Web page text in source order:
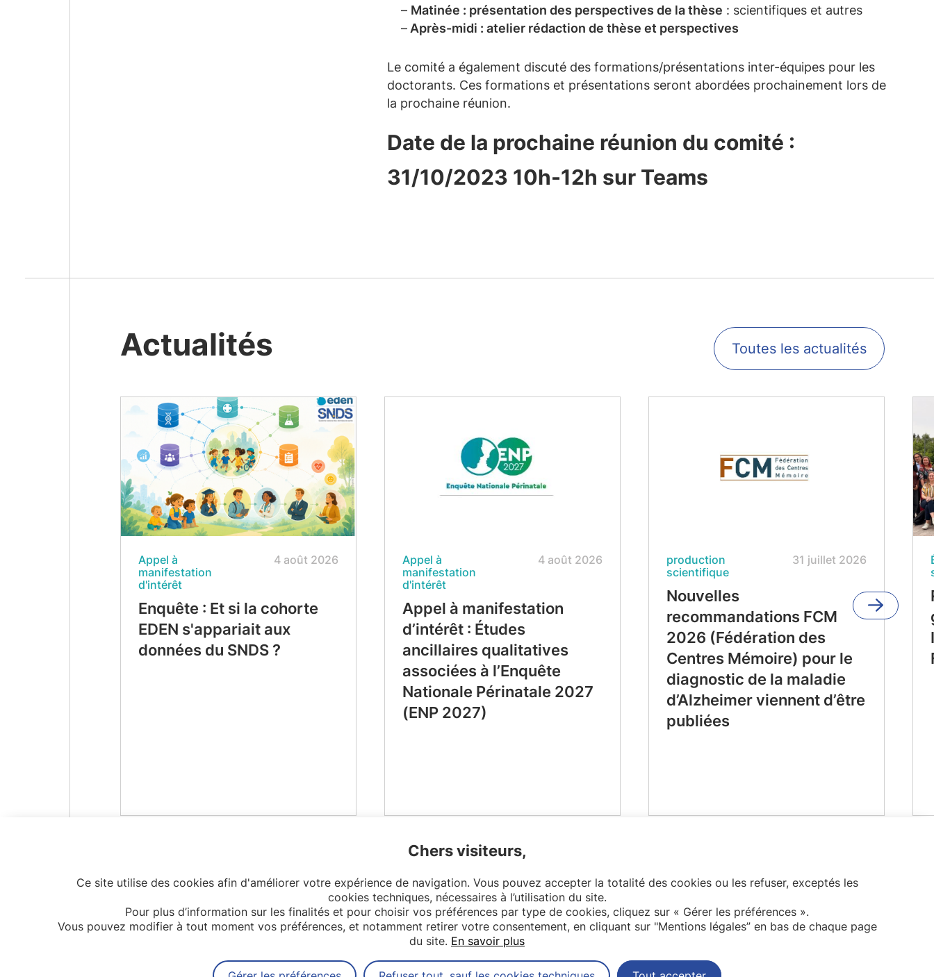
– Matinée : présentation des perspectives de la thèse : scientifiques et autres
– Après-midi : atelier rédaction de thèse et perspectives
Le comité a également discuté des formations/présentations inter-équipes pour les
doctorants. Ces formations et présentations seront abordées prochainement lors de
la prochaine réunion.
Date de la prochaine réunion du comité :
31/10/2023 10h-12h sur Teams
Actualités Toutes les actualités
Appel à
manifestation
d'intérêt
4 août 2026
Enquête : Et si la cohorte
EDEN s'appariait aux
données du SNDS ?
Appel à
manifestation
d'intérêt
4 août 2026
Appel à manifestation
d’intérêt : Études
ancillaires qualitatives
associées à l’Enquête
Nationale Périnatale 2027
(ENP 2027)
production
scientifique
31 juillet 2026
Nouvelles
recommandations FCM
2026 (Fédération des
Centres Mémoire) pour le
diagnostic de la maladie
d’Alzheimer viennent d’être
publiées
Chers visiteurs,
Ce site utilise des cookies afin d'améliorer votre expérience de navigation. Vous pouvez accepter la totalité des cookies ou les refuser, exceptés les
cookies techniques, nécessaires à l’utilisation du site.
Pour plus d’information sur les finalités et pour choisir vos préférences par type de cookies, cliquez sur « Gérer les préférences ».
Vous pouvez modifier à tout moment vos préférences, et notamment retirer votre consentement, en cliquant sur "Mentions légales” en bas de chaque page
du site. En savoir plus